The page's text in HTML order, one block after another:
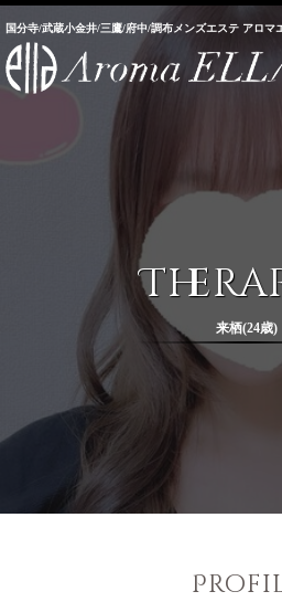
国分寺/武蔵小金井/三鷹/府中/調布メンズエステ アロマ
来栖(24歳)